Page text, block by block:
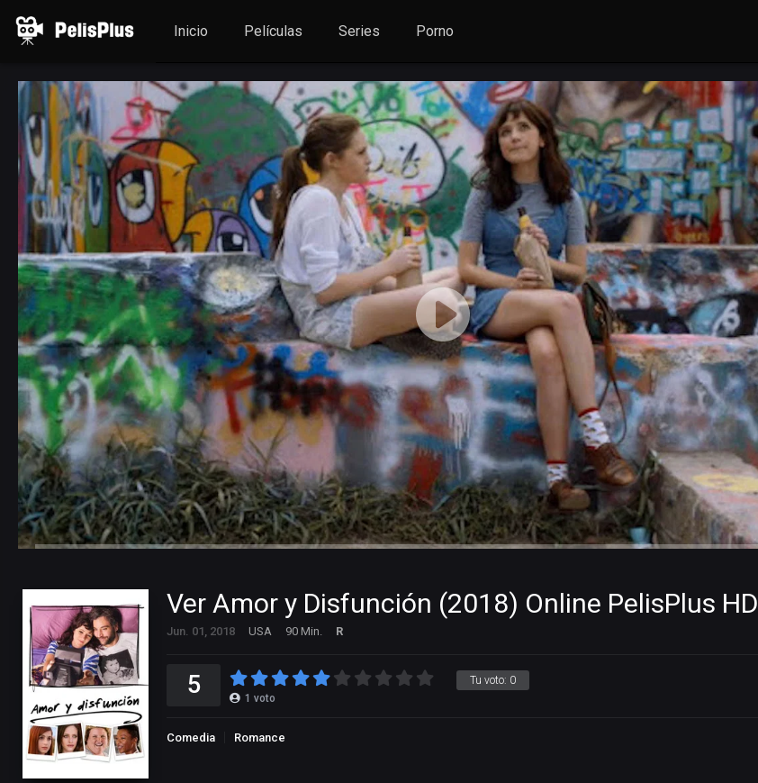
Inicio Películas Series Porno
Ver Amor y Disfunción (2018) Online PelisPlus HD
Jun. 01, 2018 USA 90 Min. R
Tu voto: 0
5 1 voto
Comedia Romance